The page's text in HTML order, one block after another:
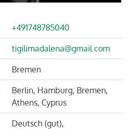
+491748785040
tigilimadalena@gmail.com
Bremen
Berlin, Hamburg, Bremen,
Athens, Cyprus
Deutsch (gut),